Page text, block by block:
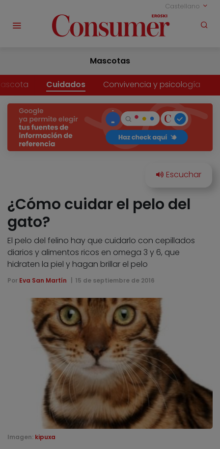
Castellano
Mascotas
Cuidados Convivencia y psicología
¿Cómo cuidar el pelo del
gato?
El pelo del felino hay que cuidarlo con cepillados
diarios y alimentos ricos en omega 3 y 6, que
hidraten la piel y hagan brillar el pelo
Por Eva San Martín 15 de septiembre de 2016
Imagen: kipuxa